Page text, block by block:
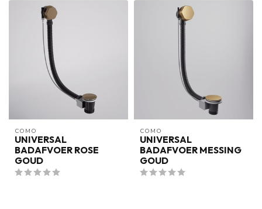
COMO
UNIVERSAL
BADAFVOER ROSE
GOUD
COMO
UNIVERSAL
BADAFVOER MESSING
GOUD